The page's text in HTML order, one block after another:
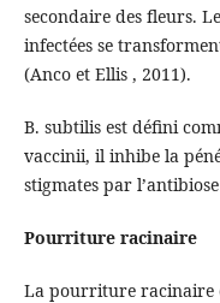
secondaire des fleurs.
infectées se
(Anco et Ellis , 2011).
B. subtilis est défini
vaccinii, il inhibe la
stigmates par
Pourriture racinaire
La pourriture racinaire